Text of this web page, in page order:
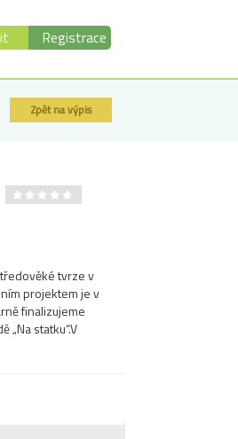
Registrace
Zpět na výpis
tvrze v
projektem je v
finalizujeme
statku“.V